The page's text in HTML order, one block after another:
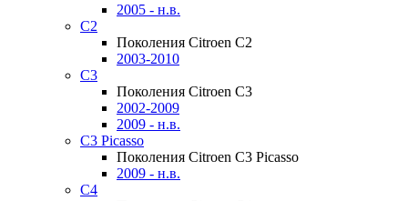
2005 - н.в.
C2
Поколения Citroen C2
2003-2010
C3
Поколения Citroen C3
2002-2009
2009 - н.в.
C3 Picasso
Поколения Citroen C3 Picasso
2009 - н.в.
C4